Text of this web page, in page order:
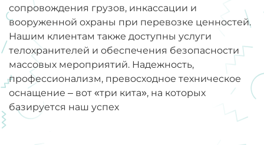
сопровождения грузов, инкассации и
вооруженной охраны при перевозке ценностей.
Нашим клиентам также доступны услуги
телохранителей и обеспечения безопасности
массовых мероприятий. Надежность,
профессионализм, превосходное техническое
оснащение – вот «три кита», на которых
базируется наш успех